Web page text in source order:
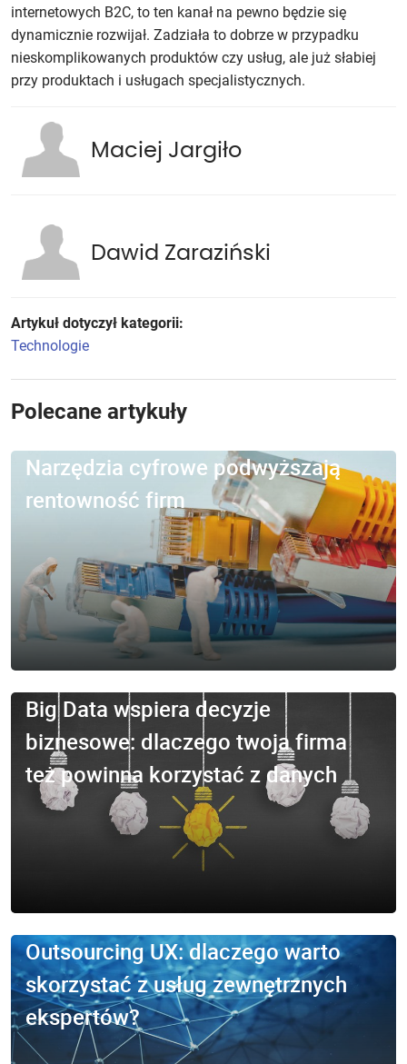
internetowych B2C, to ten kanał na pewno będzie się
dynamicznie rozwijał. Zadziała to dobrze w przypadku
nieskomplikowanych produktów czy usług, ale już słabiej
przy produktach i usługach specjalistycznych.
Maciej Jargiło
Dawid Zaraziński
Artykuł dotyczył kategorii:
Technologie
Polecane artykuły
Narzędzia cyfrowe podwyższają
rentowność firm
Big Data wspiera decyzje
biznesowe: dlaczego twoja firma
też powinna korzystać z danych
Outsourcing UX: dlaczego warto
skorzystać z usług zewnętrznych
ekspertów?